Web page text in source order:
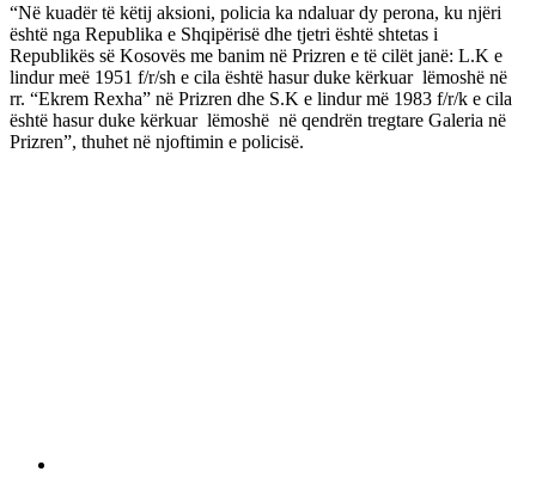
“Në kuadër të këtij aksioni, policia ka ndaluar dy perona, ku njëri
është nga Republika e Shqipërisë dhe tjetri është shtetas i
Republikës së Kosovës me banim në Prizren e të cilët janë: L.K e
lindur meë 1951 f/r/sh e cila është hasur duke kërkuar lëmoshë në
rr. “Ekrem Rexha” në Prizren dhe S.K e lindur më 1983 f/r/k e cila
është hasur duke kërkuar lëmoshë në qendrën tregtare Galeria në
Prizren”, thuhet në njoftimin e policisë.